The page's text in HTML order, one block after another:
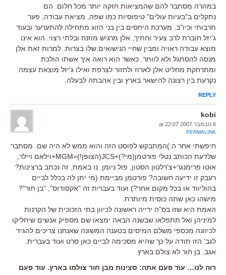
במהרה מסתבר להם שהמציאות חזקה יותר מכל חלום. הם
נתקלים ב"בעיות עולים" טיפוסיות כמו שפה, מציאת עבודה, פער
תרבותי וכיו"ב. מערכת היחסים בין בני הזוג מתחילה להתערער ובעוד
ג'יזל חוברת לרב צעיר וחתיך, אלן מרגיש מוזנח ובלתי רצוי. הוא אינו
מוצא עבודה ראויה ומבין שחיי הנישואים שלו בצרות. למרות זאת אלן
מנסה להסתגל ולא לוותר. כאשר הוא רואה איך אשתו הולכת
ומתרחקת מחליט אלן לארוז ולחזור לצרפת ואילו ג'יזל מוצאת עצמה
נקרעת בין רצונה להישאר בארץ ובין אהבתה לבעלה.
REPLY
kobi
6 נובמבר 2007 at 22:07
PERMALINK
חיפשתי אחר ה:)המתבקש לפוסט הזה והוא ממש לא היה שם. מסתבר
שלדעת הכותב נטלי פורטמן(מי?)+JCS(הצופן!)=MGM+וילאם ויילר,
אוטו פרימנגר+צ'רלטון הסטון, פול ניומן. נו באמת, זה נכתב ברצינות?
רעבק זו ידיעה חשובה? פורטמן מביימת (מי יתן לה בכלל לביים
בהוליווד או בכל מקום אחר?) ועוד בעברית זה "אקסודוס", "בן חור"?
מישהו כאן שתה כוסית מיותרת.
האמת היא שזו בס"ה ירייה ראשונה לכיוון בתי הזכוכית של הקרנות
למיניהן ואל תתפלאו שבשנה הבאה ימצאו שם מספיק אנשים שיחליקו
לכיוונה מכספי משלם המיסים בטענה המשונה שאנחנו צריכים להגיד
לגב' הזו תודה על כך שהיא מסכימה לביים כאן סרט ועוד בעברית.
אגב. בן חור לא צולם בארץ.
רוה לנו… עוד פעם אתה: סצינות מבן חור צולמו בארץ. עוד פעם